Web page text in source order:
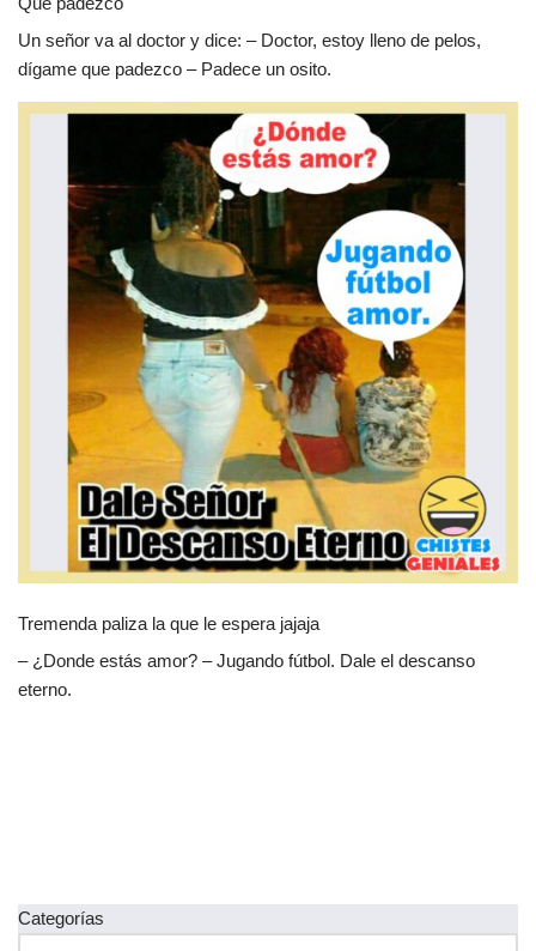
Un señor va al doctor y dice: – Doctor, estoy lleno de pelos,
dígame que padezco – Padece un osito.
Tremenda paliza la que le espera jajaja
– ¿Donde estás amor? – Jugando fútbol. Dale el descanso
eterno.
Categorías